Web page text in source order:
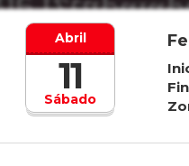
Sábado
Abril
11